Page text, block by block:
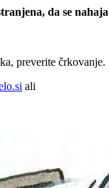
da se
preverite črkovanje.
ali